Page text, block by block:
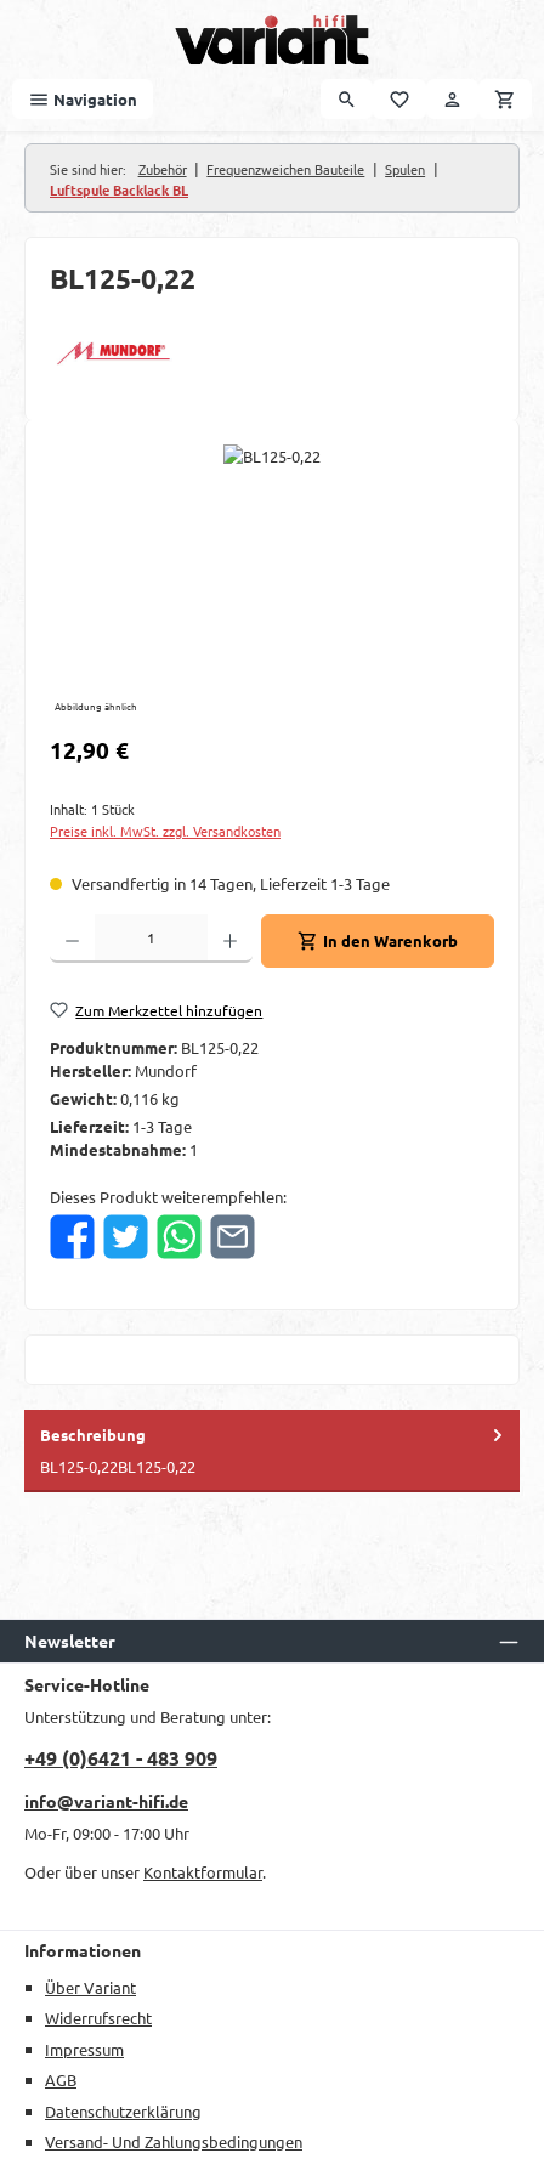
Navigation
Sie sind hier: Zubehör | Frequenzweichen Bauteile | Spulen |
Luftspule Backlack BL
BL125-0,22
Bildergalerie überspringen
Abbildung ähnlich
Regulärer Preis:
12,90 €
Inhalt: 1 Stück
Preise inkl. MwSt. zzgl. Versandkosten
Versandfertig in 14 Tagen, Lieferzeit 1-3 Tage
Produkt Anzahl: Gib den gewünschten Wert ein oder benutze die Schaltflächen
In den Warenkorb
Zum Merkzettel hinzufügen
Produktnummer: BL125-0,22
Hersteller: Mundorf
Gewicht:0,116 kg
Lieferzeit: 1-3 Tage
Mindestabnahme: 1
Dieses Produkt weiterempfehlen:
Beschreibung
BL125-0,22BL125-0,22
Newsletter
Service-Hotline
Unterstützung und Beratung unter:
+49 (0)6421 - 483 909
info@variant-hifi.de
Mo-Fr, 09:00 - 17:00 Uhr
Oder über unser Kontaktformular.
Informationen
Über Variant
Widerrufsrecht
Impressum
AGB
Datenschutzerklärung
Versand- Und Zahlungsbedingungen